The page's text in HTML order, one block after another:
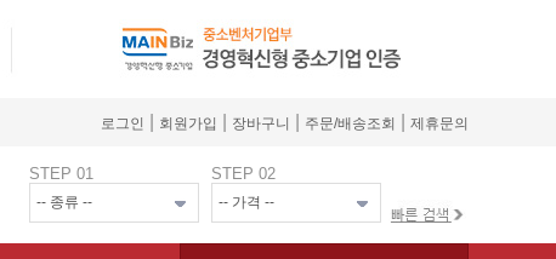
로그인 회원가입 장바구니 주문/배송조회 제휴문의
STEP 01 STEP 02